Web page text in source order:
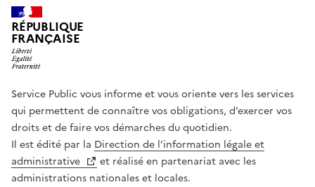
RÉPUBLIQUE
FRANÇAISE
Service Public vous informe et vous oriente vers les services
qui permettent de connaître vos obligations, d’exercer vos
droits et de faire vos démarches du quotidien.
Il est édité par la Direction de l’information légale et
administrative
et réalisé en partenariat avec les
administrations nationales et locales.